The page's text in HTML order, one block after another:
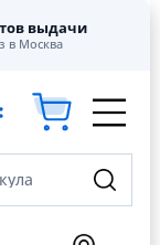
выдачи
в Москва